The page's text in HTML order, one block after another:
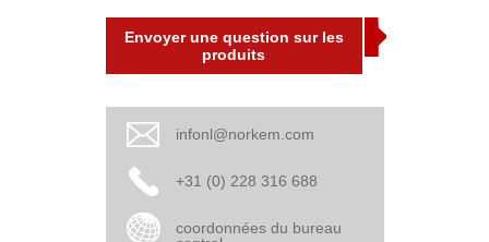
Envoyer une question sur les
produits
infonl@norkem.com
+31 (0) 228 316 688
coordonnées du bureau